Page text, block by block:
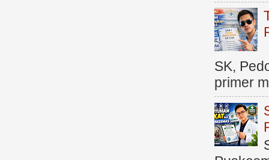
SK,
primer